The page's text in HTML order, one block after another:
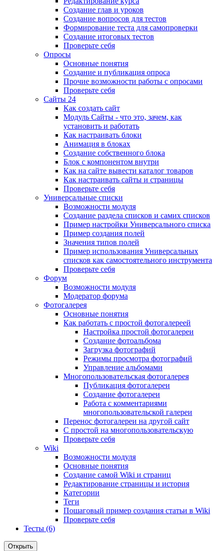
Создание глав и уроков
Создание вопросов для тестов
Формирование теста для самопроверки
Создание итоговых тестов
Проверьте себя
Опросы
Основные понятия
Создание и публикация опроса
Прочие возможности работы с опросами
Проверьте себя
Сайты 24
Как создать сайт
Модуль Сайты - что это, зачем, как
установить и работать
Как настраивать блоки
Анимация в блоках
Создание собственного блока
Блок с компонентом внутри
Как на сайте вывести каталог товаров
Как настраивать сайты и страницы
Проверьте себя
Универсальные списки
Возможности модуля
Создание раздела списков и самих списков
Пример настройки Универсального списка
Пример создания полей
Значения типов полей
Пример использования Универсальных
списков как самостоятельного инструмента
Проверьте себя
Форум
Возможности модуля
Модератор форума
Фотогалерея
Основные понятия
Как работать с простой фотогалереей
Настройка простой фотогалереи
Создание фотоальбома
Загрузка фотографий
Режимы просмотра фотографий
Управление альбомами
Многопользовательская фотогалерея
Публикация фотогалереи
Создание фотогалереи
Работа с комментариями
многопользовательской галереи
Перенос фотогалереи на другой сайт
С простой на многопользовательскую
Проверьте себя
Wiki
Возможности модуля
Основные понятия
Создание самой Wiki и страниц
Редактирование страницы и история
Категории
Теги
Пошаговый пример создания статьи в Wiki
Проверьте себя
Тесты (6)
Открыть